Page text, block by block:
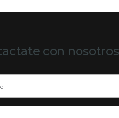
con nosotros